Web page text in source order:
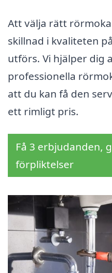
Att välja rätt
skillnad i kvaliteten
utförs. Vi hjälper dig
professionella
att du kan få den
ett rimligt pris.
Få 3 erbjudanden,
förpliktelser